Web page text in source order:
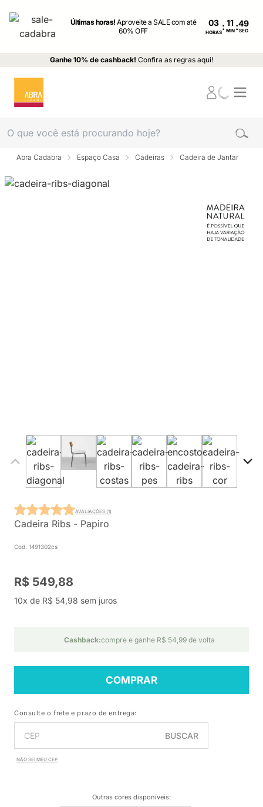
Últimas horas!Aproveite a SALE com até
60% OFF
03
HORAS: MIN : SEG
Ganhe 10% de cashback! Confira as regras aqui!
Abra Cadabra Espaço Casa Cadeiras Cadeira de Jantar
Cadeira Ribs - Papiro
Cod. 1491302cs
AVALIAÇÕES (1)
R$ 549,88
10x de R$ 54,98 sem juros
Cashback:compre e ganhe R$ 54,99 de volta
COMPRAR
Consulte o frete e prazo de entrega:
BUSCAR
NÃO SEI MEU CEP
Outras cores disponíveis: